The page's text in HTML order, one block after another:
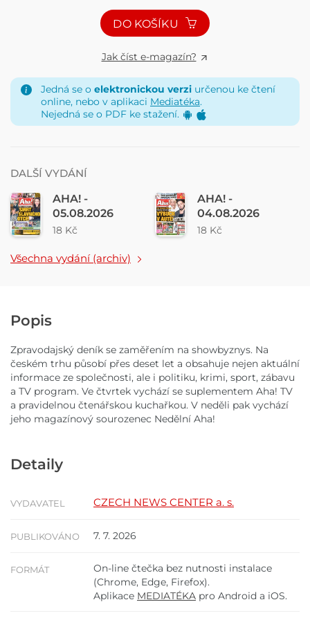
DO KOŠÍKU
Jak číst e-magazín?
Jedná se o elektronickou verzi určenou ke čtení
online, nebo v aplikaci Mediatéka.
Nejedná se o PDF ke stažení.
DALŠÍ VYDÁNÍ
AHA! -
05.08.2026
18 Kč
AHA! -
04.08.2026
18 Kč
Všechna vydání (archiv)
Popis
Zpravodajský deník se zaměřením na showbyznys. Na
českém trhu působí přes deset let a obsahuje nejen aktuální
informace ze společnosti, ale i politiku, krimi, sport, zábavu
a TV program. Ve čtvrtek vychází se suplementem Aha! TV
a pravidelnou čtenářskou kuchařkou. V neděli pak vychází
jeho magazínový sourozenec Nedělní Aha!
Detaily
VYDAVATEL CZECH NEWS CENTER a. s.
PUBLIKOVÁNO 7. 7. 2026
FORMÁT
On-line čtečka bez nutnosti instalace
(Chrome, Edge, Firefox).
Aplikace MEDIATÉKA pro Android a iOS.